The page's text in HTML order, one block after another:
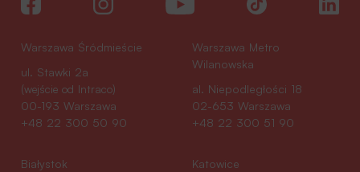
Warszawa Śródmieście
ul. Stawki 2a
(wejście od Intraco)
00-193 Warszawa
+48 22 300 50 90
Warszawa Metro
Wilanowska
al. Niepodległości 18
02-653 Warszawa
+48 22 300 51 90
Białystok
Katowice